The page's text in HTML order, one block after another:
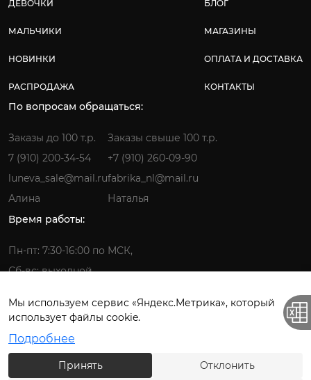
ДЕВОЧКИ
МАЛЬЧИКИ
НОВИНКИ
РАСПРОДАЖА
БЛОГ
МАГАЗИНЫ
ОПЛАТА И ДОСТАВКА
КОНТАКТЫ
По вопросам обращаться:
Заказы до 100 т.р.
7 (910) 200-34-54
luneva_sale@mail.ru
Алина
Заказы свыше 100 т.р.
+7 (910) 260-09-90
fabrika_nl@mail.ru
Наталья
Время работы:
Пн-пт: 7:30-16:00 по МСК,
Сб-вс: выходной
Фабрика детской одежды © 2026.
Мы используем сервис «Яндекс.Метрика», который
использует файлы cookie.
Подробнее
Принять Отклонить